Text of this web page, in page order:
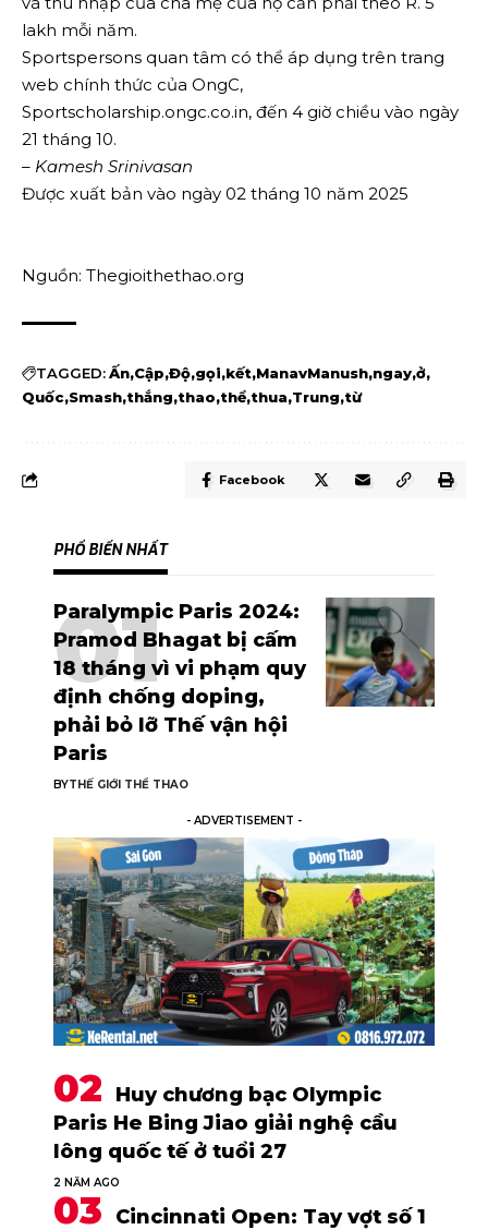
lakh mỗi năm.
Sportspersons quan tâm có thể áp dụng trên trang
web chính thức của OngC,
Sportscholarship.ongc.co.in, đến 4 giờ chiều vào ngày
21 tháng 10.
– Kamesh Srinivasan
Được xuất bản vào ngày 02 tháng 10 năm 2025
Nguồn: Thegioithethao.org
TAGGED:Ấn Cập Độ gọi kết ManavManush ngay ở
Quốc Smash thắng thao thể thua Trung từ
Facebook
PHỔ BIẾN NHẤT
Paralympic Paris 2024:
Pramod Bhagat bị cấm
18 tháng vì vi phạm quy
định chống doping,
phải bỏ lỡ Thế vận hội
Paris
BYTHẾ GIỚI THỂ THAO
- ADVERTISEMENT -
Huy chương bạc Olympic
Paris He Bing Jiao giải nghệ cầu
lông quốc tế ở tuổi 27
2 NĂM AGO
Cincinnati Open: Tay vợt số 1